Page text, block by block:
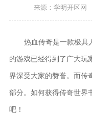
来源：学明开区网
热血传奇是一款极具
的游戏已经得到了广大玩
界深受大家的赞誉。而传
部分。如何获得传奇世界
吧！